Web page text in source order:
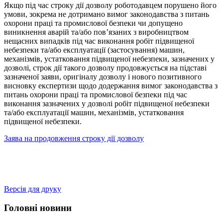
Якщо під час строку дії дозволу роботодавцем порушено його
умови, зокрема не дотримано вимог законодавства з питань
охорони праці та промислової безпеки чи допущено
виникнення аварій та/або пов’язаних з виробництвом
нещасних випадків під час виконання робіт підвищеної
небезпеки та/або експлуатації (застосування) машин,
механізмів, устатковання підвищеної небезпеки, зазначених у
дозволі, строк дії такого дозволу продовжується на підставі
зазначеної заяви, оригіналу дозволу і нового позитивного
висновку експертизи щодо додержання вимог законодавства з
питань охорони праці та промислової безпеки під час
виконання зазначених у дозволі робіт підвищеної небезпеки
та/або експлуатації машин, механізмів, устатковання
підвищеної небезпеки.
Заява на продовження строку дії дозволу
Версія для друку
Головні новини